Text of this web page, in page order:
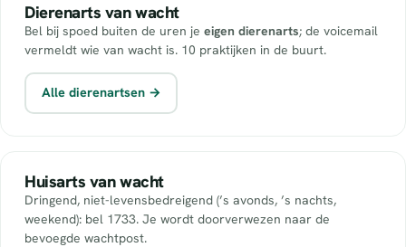
Dierenarts van wacht
Bel bij spoed buiten de uren je eigen dierenarts; de voicemail
vermeldt wie van wacht is. 10 praktijken in de buurt.
Alle dierenartsen →
Huisarts van wacht
Dringend, niet-levensbedreigend (’s avonds, ’s nachts,
weekend): bel 1733. Je wordt doorverwezen naar de
bevoegde wachtpost.